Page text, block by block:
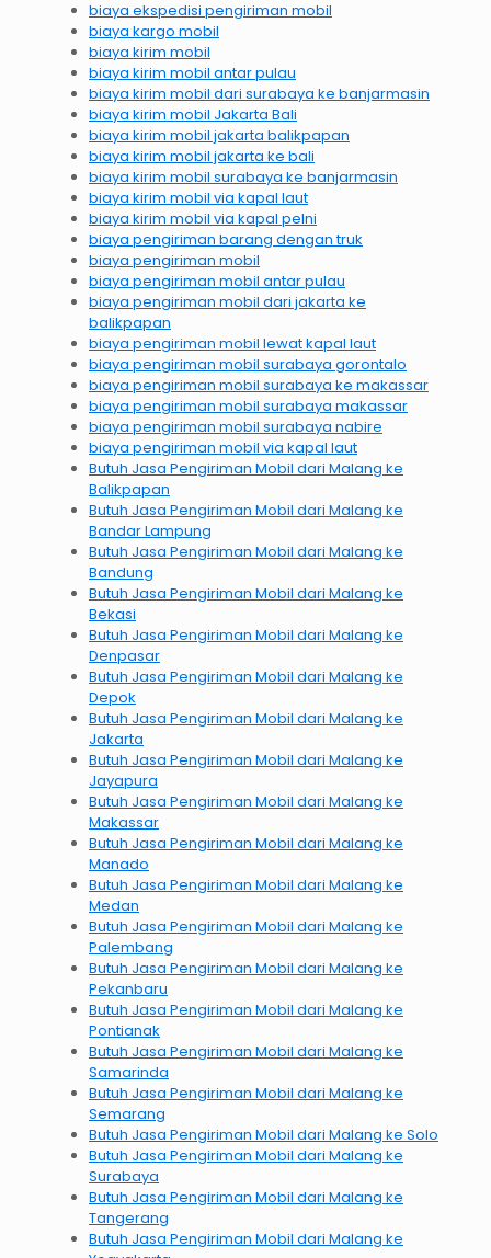
biaya ekspedisi pengiriman mobil
biaya kargo mobil
biaya kirim mobil
biaya kirim mobil antar pulau
biaya kirim mobil dari surabaya ke banjarmasin
biaya kirim mobil Jakarta Bali
biaya kirim mobil jakarta balikpapan
biaya kirim mobil jakarta ke bali
biaya kirim mobil surabaya ke banjarmasin
biaya kirim mobil via kapal laut
biaya kirim mobil via kapal pelni
biaya pengiriman barang dengan truk
biaya pengiriman mobil
biaya pengiriman mobil antar pulau
biaya pengiriman mobil dari jakarta ke
balikpapan
biaya pengiriman mobil lewat kapal laut
biaya pengiriman mobil surabaya gorontalo
biaya pengiriman mobil surabaya ke makassar
biaya pengiriman mobil surabaya makassar
biaya pengiriman mobil surabaya nabire
biaya pengiriman mobil via kapal laut
Butuh Jasa Pengiriman Mobil dari Malang ke
Balikpapan
Butuh Jasa Pengiriman Mobil dari Malang ke
Bandar Lampung
Butuh Jasa Pengiriman Mobil dari Malang ke
Bandung
Butuh Jasa Pengiriman Mobil dari Malang ke
Bekasi
Butuh Jasa Pengiriman Mobil dari Malang ke
Denpasar
Butuh Jasa Pengiriman Mobil dari Malang ke
Depok
Butuh Jasa Pengiriman Mobil dari Malang ke
Jakarta
Butuh Jasa Pengiriman Mobil dari Malang ke
Jayapura
Butuh Jasa Pengiriman Mobil dari Malang ke
Makassar
Butuh Jasa Pengiriman Mobil dari Malang ke
Manado
Butuh Jasa Pengiriman Mobil dari Malang ke
Medan
Butuh Jasa Pengiriman Mobil dari Malang ke
Palembang
Butuh Jasa Pengiriman Mobil dari Malang ke
Pekanbaru
Butuh Jasa Pengiriman Mobil dari Malang ke
Pontianak
Butuh Jasa Pengiriman Mobil dari Malang ke
Samarinda
Butuh Jasa Pengiriman Mobil dari Malang ke
Semarang
Butuh Jasa Pengiriman Mobil dari Malang ke Solo
Butuh Jasa Pengiriman Mobil dari Malang ke
Surabaya
Butuh Jasa Pengiriman Mobil dari Malang ke
Tangerang
Butuh Jasa Pengiriman Mobil dari Malang ke